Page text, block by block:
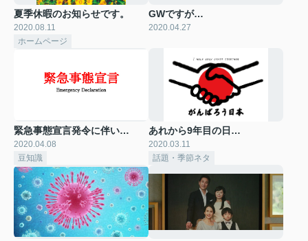
夏季休暇のお知らせです。
2020.08.11
ホームページ
GWですが…
2020.04.27
緊急事態宣言発令に伴い…
2020.04.08
豆知識
あれから9年目の日…
2020.03.11
話題・季節ネタ